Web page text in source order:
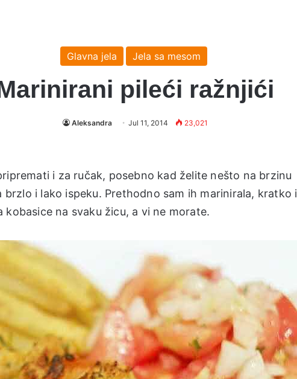
Glavna jela Jela sa mesom
pileći ražnjići
Aleksandra Jul 11, 2014 23,021
i za ručak, posebno kad želite nešto na brzinu
i lako ispeku. Prethodno sam ih marinirala, kratko i
na svaku žicu, a vi ne morate.